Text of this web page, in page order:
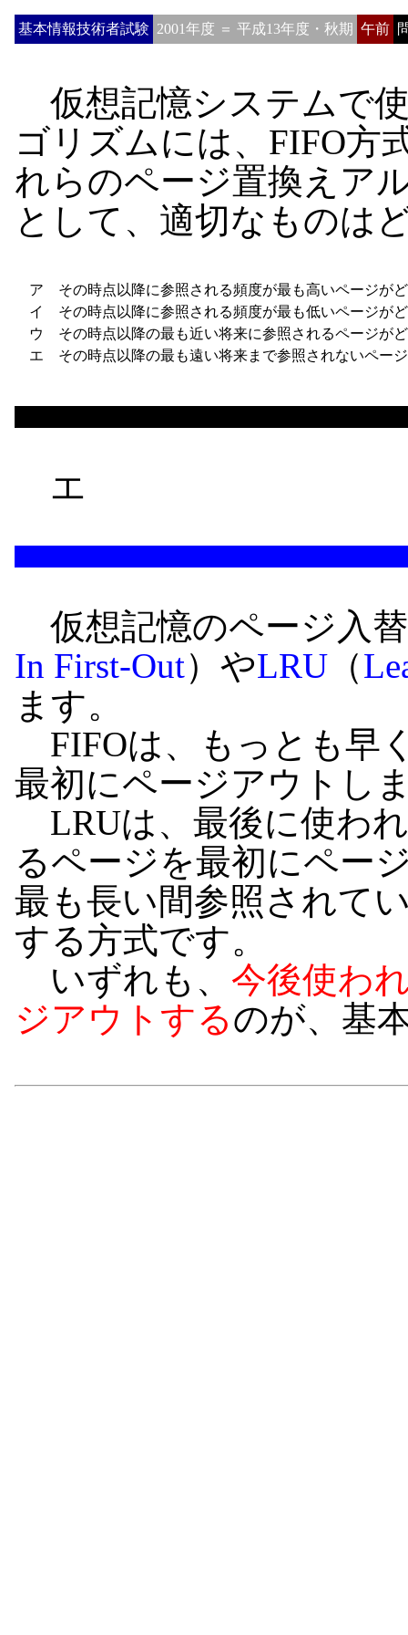
基本情報技術者試験 2001年度 ＝ 平成13年度・秋期 午前
仮想記憶システムで
ゴリズムには、FIFO方
れらのページ置換えア
として、適切なものは
ア その時点以降に参照される頻度が最も高いページが
イ
その時点以降に参照される頻度が最も低いページが
ウ
その時点以降の最も近い将来に参照されるページが
エ その時点以降の最も遠い将来まで参照されないペー
エ
仮想記憶のページ入
In First-Out）やLRU （
ます。
FIFOは、もっとも早
最初にページアウトし
LRUは、最後に使わ
るページを最初にペー
最も長い間参照されて
する方式です。
いずれも、 今後使わ
ジアウトするのが、基